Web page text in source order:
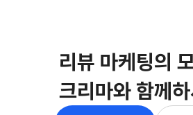
리뷰 마케팅의
크리마와 함께